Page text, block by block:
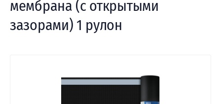
мембрана (с открытыми
зазорами) 1 рулон